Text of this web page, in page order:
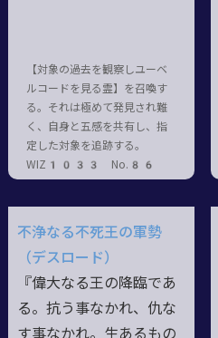
【対象の過去を観察しユーベ
ルコードを見る霊】を召喚す
る。それは極めて発見され難
く、自身と五感を共有し、指
定した対象を追跡する。
WIZ1033 No.86
不浄なる不死王の軍勢
（デスロード）
『偉大なる王の降臨であ
る。抗う事なかれ、仇な
す事なかれ。生あるもの